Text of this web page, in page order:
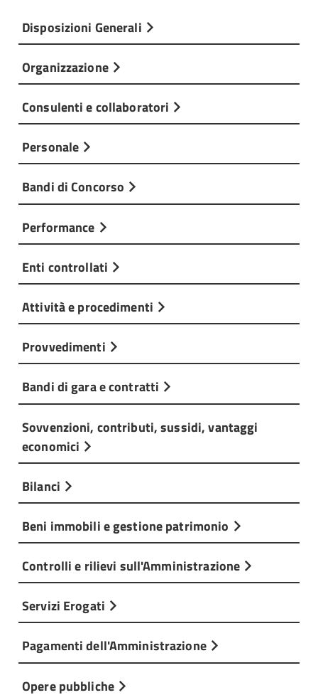
Disposizioni Generali
Organizzazione
Consulenti e collaboratori
Personale
Bandi di Concorso
Performance
Enti controllati
Attività e procedimenti
Provvedimenti
Bandi di gara e contratti
Sovvenzioni, contributi, sussidi, vantaggi
economici
Bilanci
Beni immobili e gestione patrimonio
Controlli e rilievi sull'Amministrazione
Servizi Erogati
Pagamenti dell'Amministrazione
Opere pubbliche